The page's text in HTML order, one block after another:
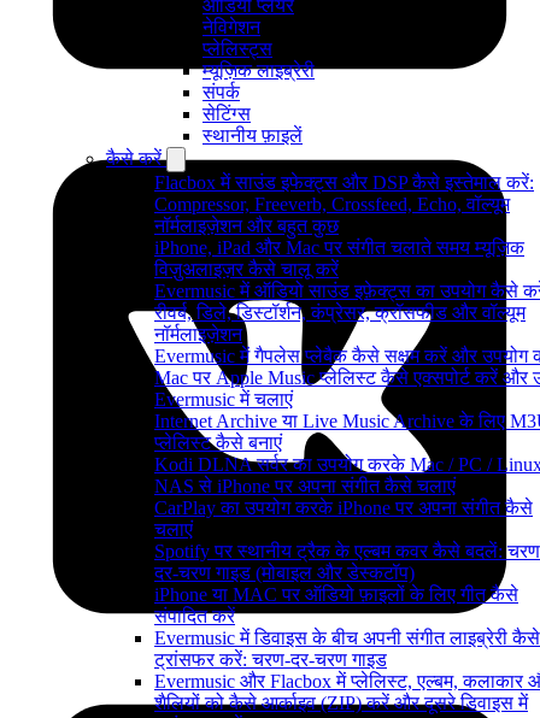
ऑडियो प्लेयर
नेविगेशन
प्लेलिस्ट्स
म्यूज़िक लाइब्रेरी
संपर्क
सेटिंग्स
स्थानीय फ़ाइलें
कैसे करें
Flacbox में साउंड इफेक्ट्स और DSP कैसे इस्तेमाल करें:
Compressor, Freeverb, Crossfeed, Echo, वॉल्यूम
नॉर्मलाइज़ेशन और बहुत कुछ
iPhone, iPad और Mac पर संगीत चलाते समय म्यूज़िक
विज़ुअलाइज़र कैसे चालू करें
Evermusic में ऑडियो साउंड इफ़ेक्ट्स का उपयोग कैसे
रीवर्ब, डिले, डिस्टॉर्शन, कंप्रेसर, क्रॉसफीड और वॉल्यूम
नॉर्मलाइज़ेशन
Evermusic में गैपलेस प्लेबैक कैसे सक्षम करें और उपयोग
Mac पर Apple Music प्लेलिस्ट कैसे एक्सपोर्ट करें और
Evermusic में चलाएं
Internet Archive या Live Music Archive के लिए
प्लेलिस्ट कैसे बनाएं
Kodi DLNA सर्वर का उपयोग करके Mac / PC /
NAS से iPhone पर अपना संगीत कैसे चलाएं
CarPlay का उपयोग करके iPhone पर अपना संगीत कैसे
चलाएं
Spotify पर स्थानीय ट्रैक के एल्बम कवर कैसे बदलें:
दर-चरण गाइड (मोबाइल और डेस्कटॉप)
iPhone या MAC पर ऑडियो फ़ाइलों के लिए गीत कैसे
संपादित करें
Evermusic में डिवाइस के बीच अपनी संगीत लाइब्रेरी कैसे
ट्रांसफर करें: चरण-दर-चरण गाइड
Evermusic और Flacbox में प्लेलिस्ट, एल्बम, कलाकार
शैलियों को कैसे आर्काइव (ZIP) करें और दूसरे डिवाइस में